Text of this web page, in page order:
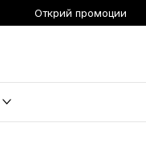
Открий промоции